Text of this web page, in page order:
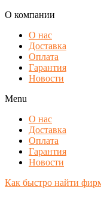
О компании
О нас
Доставка
Оплата
Гарантия
Новости
Menu
О нас
Доставка
Оплата
Гарантия
Новости
Как быстро найти